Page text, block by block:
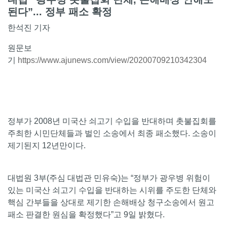
된다”... 정부 패소 확정
한석진 기자
원문보
기
https://www.ajunews.com/view/20200709210342304
정부가 2008년 미국산 쇠고기 수입을 반대하며 촛불집회를
주최한 시민단체들과 벌인 소송에서 최종 패소했다. 소송이
제기된지 12년만이다.
대법원 3부(주심 대법관 민유숙)는 “정부가 광우병 위험이
있는 미국산 쇠고기 수입을 반대하는 시위를 주도한 단체와
핵심 간부들을 상대로 제기한 손해배상 청구소송에서 원고
패소 판결한 원심을 확정했다”고 9일 밝혔다.